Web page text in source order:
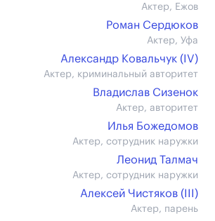
Актер, Ежов
Роман Сердюков
Актер, Уфа
Александр Ковальчук (IV)
Актер, криминальный авторитет
Владислав Сизенок
Актер, авторитет
Илья Божедомов
Актер, сотрудник наружки
Леонид Талмач
Актер, сотрудник наружки
Алексей Чистяков (III)
Актер, парень